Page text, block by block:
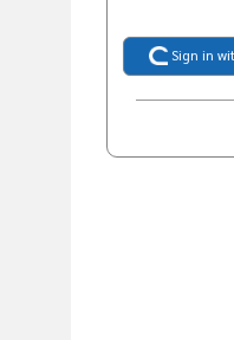
Sign in